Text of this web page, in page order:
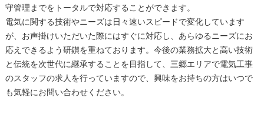
守管理までをトータルで対応することができます。
電気に関する技術やニーズは日々速いスピードで変化しています
が、お声掛けいただいた際にはすぐに対応し、あらゆるニーズにお
応えできるよう研鑚を重ねております。今後の業務拡大と高い技術
と伝統を次世代に継承することを目指して、 三郷エリアで電気工事
のスタッフの求人を行っていますので、興味をお持ちの方はいつで
も気軽にお問い合わせください。